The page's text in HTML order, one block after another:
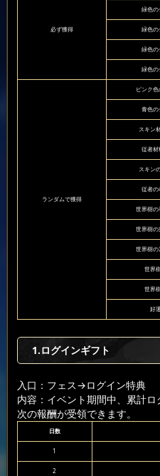
必ず獲得
緑色の
緑色の
緑色の
緑色の
ランダムで獲得
ピンク色
青色の
スキン
従者材
スキン
従者の
世界樹の
世界樹の
世界樹の
世界
世界
好
1.ログインギフト
入口：フェス→ログイン特典
内容：イベント期間中、累計ロ
次の報酬が受領できます。
日数
1
2